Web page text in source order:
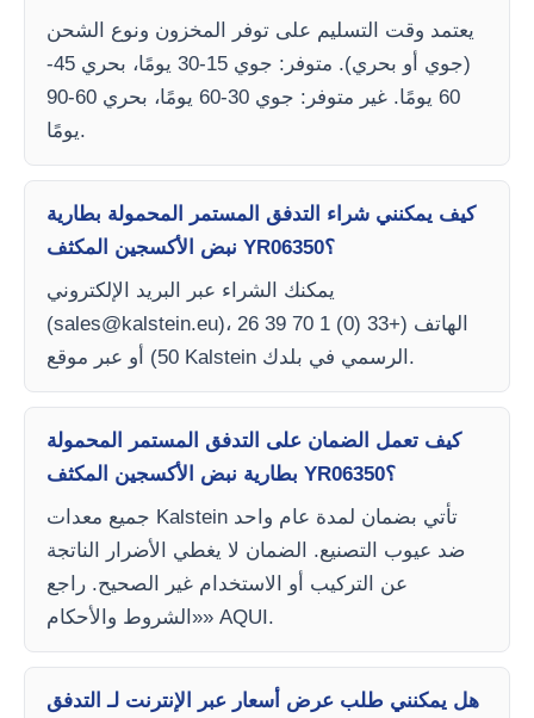
يعتمد وقت التسليم على توفر المخزون ونوع الشحن
(جوي أو بحري). متوفر: جوي 15-30 يومًا، بحري 45-
60 يومًا. غير متوفر: جوي 30-60 يومًا، بحري 60-90
يومًا.
كيف يمكنني شراء التدفق المستمر المحمولة بطارية
نبض الأكسجين المكثف YR06350؟
يمكنك الشراء عبر البريد الإلكتروني
(sales@kalstein.eu)، الهاتف (+33 (0) 1 70 39 26
50) أو عبر موقع Kalstein الرسمي في بلدك.
كيف تعمل الضمان على التدفق المستمر المحمولة
بطارية نبض الأكسجين المكثف YR06350؟
جميع معدات Kalstein تأتي بضمان لمدة عام واحد
ضد عيوب التصنيع. الضمان لا يغطي الأضرار الناتجة
عن التركيب أو الاستخدام غير الصحيح. راجع
«الشروط والأحكام» AQUI.
هل يمكنني طلب عرض أسعار عبر الإنترنت لـ التدفق